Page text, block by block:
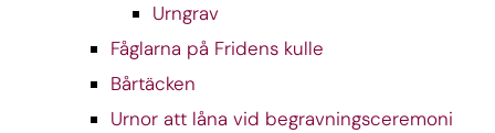
Urngrav
Fåglarna på Fridens kulle
Bårtäcken
Urnor att låna vid begravningsceremoni